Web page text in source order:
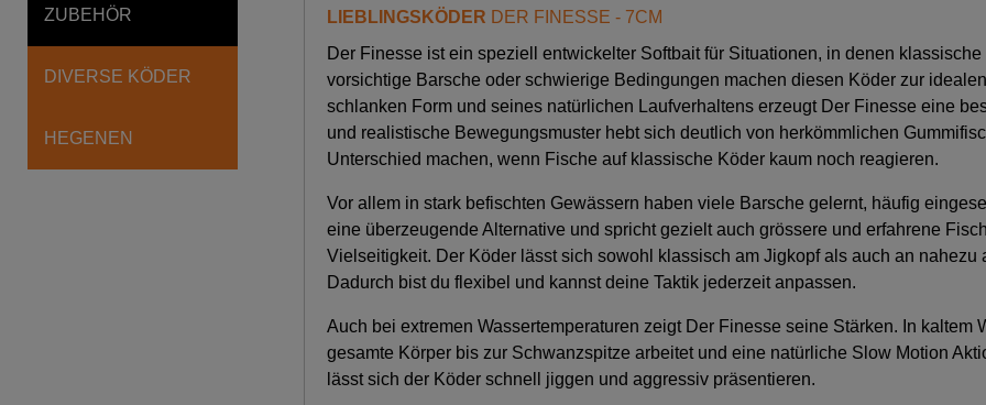
ZUBEHÖR
DIVERSE KÖDER
HEGENEN
LIEBLINGSKÖDER DER FINESSE - 7CM
Der Finesse ist ein speziell entwickelter Softbait für Situationen, in denen
vorsichtige Barsche oder schwierige Bedingungen machen diesen Köder zur
schlanken Form und seines natürlichen Laufverhaltens erzeugt Der Finesse eine
und realistische Bewegungsmuster hebt sich deutlich von herkömmlichen
Unterschied machen, wenn Fische auf klassische Köder kaum noch reagieren.
Vor allem in stark befischten Gewässern haben viele Barsche gelernt, häufig
eine überzeugende Alternative und spricht gezielt auch grössere und erfahrene
Vielseitigkeit. Der Köder lässt sich sowohl klassisch am Jigkopf als auch an
Dadurch bist du flexibel und kannst deine Taktik jederzeit anpassen.
Auch bei extremen Wassertemperaturen zeigt Der Finesse seine Stärken. In kaltem
gesamte Körper bis zur Schwanzspitze arbeitet und eine natürliche Slow Motion
lässt sich der Köder schnell jiggen und aggressiv präsentieren.